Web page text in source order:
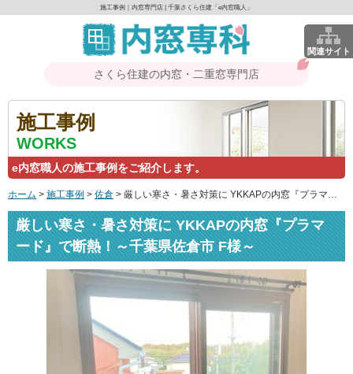
関連サイト
施工事例｜内窓専門店 | 千葉さくら住建「e内窓職人」
さくら住建の内窓・二重窓専門店
施工事例
WORKS
e内窓職人の施工事例をご紹介します。
ホーム > 施工事例 > 佐倉 > 厳しい寒さ・暑さ対策に YKKAPの内窓『プラマード』で断熱！～千葉県佐倉市 F様～
厳しい寒さ・暑さ対策に YKKAPの内窓『プラマ
ード』で断熱！～千葉県佐倉市 F様～